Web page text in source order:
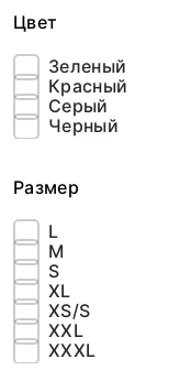
Цвет
Зеленый
Красный
Серый
Черный
Размер
L
M
S
XL
XS/S
XXL
XXXL